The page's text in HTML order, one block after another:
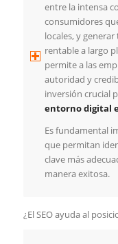
entre la intensa
consumidores
locales, y
rentable a largo
permite a las
autoridad y
inversión crucial
entorno digital
Es fundamental
que permitan
clave más
manera exitosa.
¿El SEO ayuda al